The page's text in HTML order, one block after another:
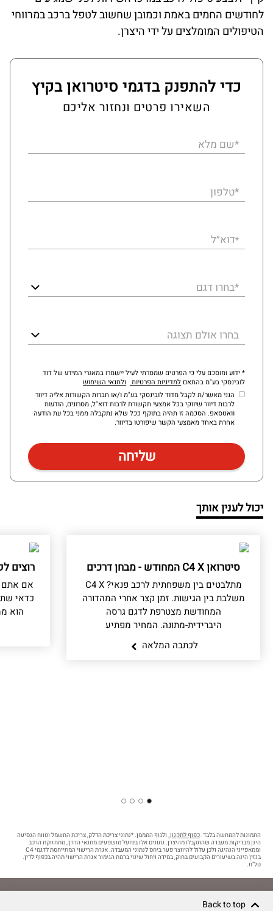
לחודשים החמים באמת וכמובן שחשוב לטפל ברכב במרווחי
הטיפולים המומלצים על ידי היצרן.
כדי להתפנק בדגמי סיטרואן בקיץ
השאירו פרטים ונחזור אליכם
*שם מלא
*טלפון
*דוא״ל
*בחרו דגם
בחרו אולם תצוגה
* ידוע ומוסכם עלי כי הפרטים שמסרתי לעיל יישמרו במאגרי המידע של דוד
לובינסקי בע"מ בהתאםלמדיניות הפרטיות ולתנאי השימוש
הנני מאשר/ת לקבל מדוד לובינסקי בע"מ ו/או חברות הקשורות אליה דיוור
לרבות דיוור שיווקי בכל אמצעי תקשורת לרבות דוא"ל, מסרונים, הודעות
וואטסאפ. הסכמה זו תהיה בתוקף ככל שלא נתקבלה ממני בכל עת הודעה
אחרת באחד מאמצעי הקשר שיפורטו בדיוור.
יכול לענין אותך
סיטרואן C4 X המחודש - מבחן דרכים
מתלבטים בין משפחתית לרכב פנאי? C4 X
משלבת בין הגישות. זמן קצר אחרי המהדורה
המחודשת מצטרפת לדגם גרסה
היברידית-מתונה. המחיר מפתיע
לכתבה המלאה
רוצים
אם אתם
כדאי
הוא
1
2
3
4
התמונות להמחשה בלבד.כפוף לתקנון. ולגוף המממן. *נתוני צריכת הדלק, צריכת החשמל וטווח הנסיעה
הינן מבדיקות מעבדה שהתקבלו מהיצרן. נתונים אלו בפועל מושפעים מתנאי הדרך, מתחזוקת הרכב
וממאפייני הנהיגה ולכן עלול להיווצר פער ביחס לנתוני המעבדה. אגרת הרישוי המתייחסת לדגמי C4
בנזין הינה בשיעורים הקבועים בחוק, במידה ויחול שינוי ברמת הגימור אגרת הרישוי תהיה בכפוף לדין.
טל"ח.
Back to top